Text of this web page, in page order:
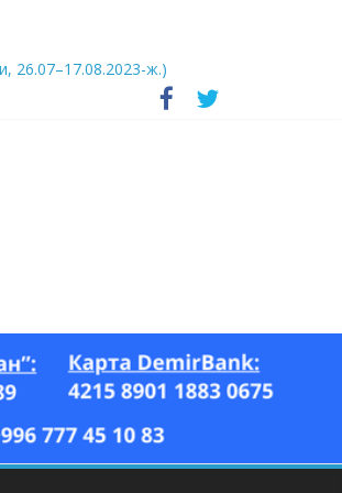
26.07–17.08.2023-ж.)